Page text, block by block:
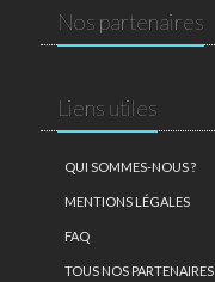
Nos partenaires
Liens utiles
QUI SOMMES-NOUS ?
MENTIONS LÉGALES
FAQ
TOUS NOS PARTENAIRES